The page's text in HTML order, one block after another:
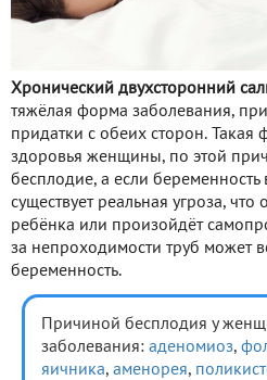
Хронический двухсторонний
тяжёлая форма заболевания,
придатки с обеих сторон. Такая
здоровья женщины, по этой
бесплодие, а если беременность
существует реальная угроза, что
ребёнка или произойдёт
за непроходимости труб может
беременность.
Причиной бесплодия у
заболевания: аденомиоз,
яичника, аменорея,